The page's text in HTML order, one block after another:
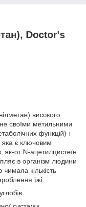
Doctor's
високого
своїми метильними
функцій) і
є ключовим
як-от N-ацетилцистеїн
в організм людини
кількість
їжі.